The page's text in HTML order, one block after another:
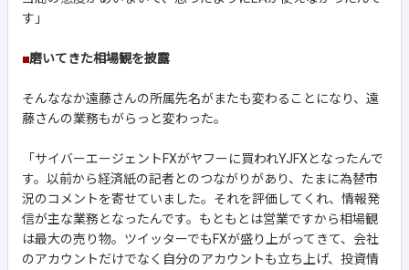
す」
■磨いてきた相場観を披露
そんななか遠藤さんの所属先名がまたも変わることになり、遠
藤さんの業務もがらっと変わった。
「サイバーエージェントFXがヤフーに買われYJFXとなったんで
す。以前から経済紙の記者とのつながりがあり、たまに為替市
況のコメントを寄せていました。それを評価してくれ、情報発
信が主な業務となったんです。もともとは営業ですから相場観
は最大の売り物。ツイッターでもFXが盛り上がってきて、会社
のアカウントだけでなく自分のアカウントも立ち上げ、投資情